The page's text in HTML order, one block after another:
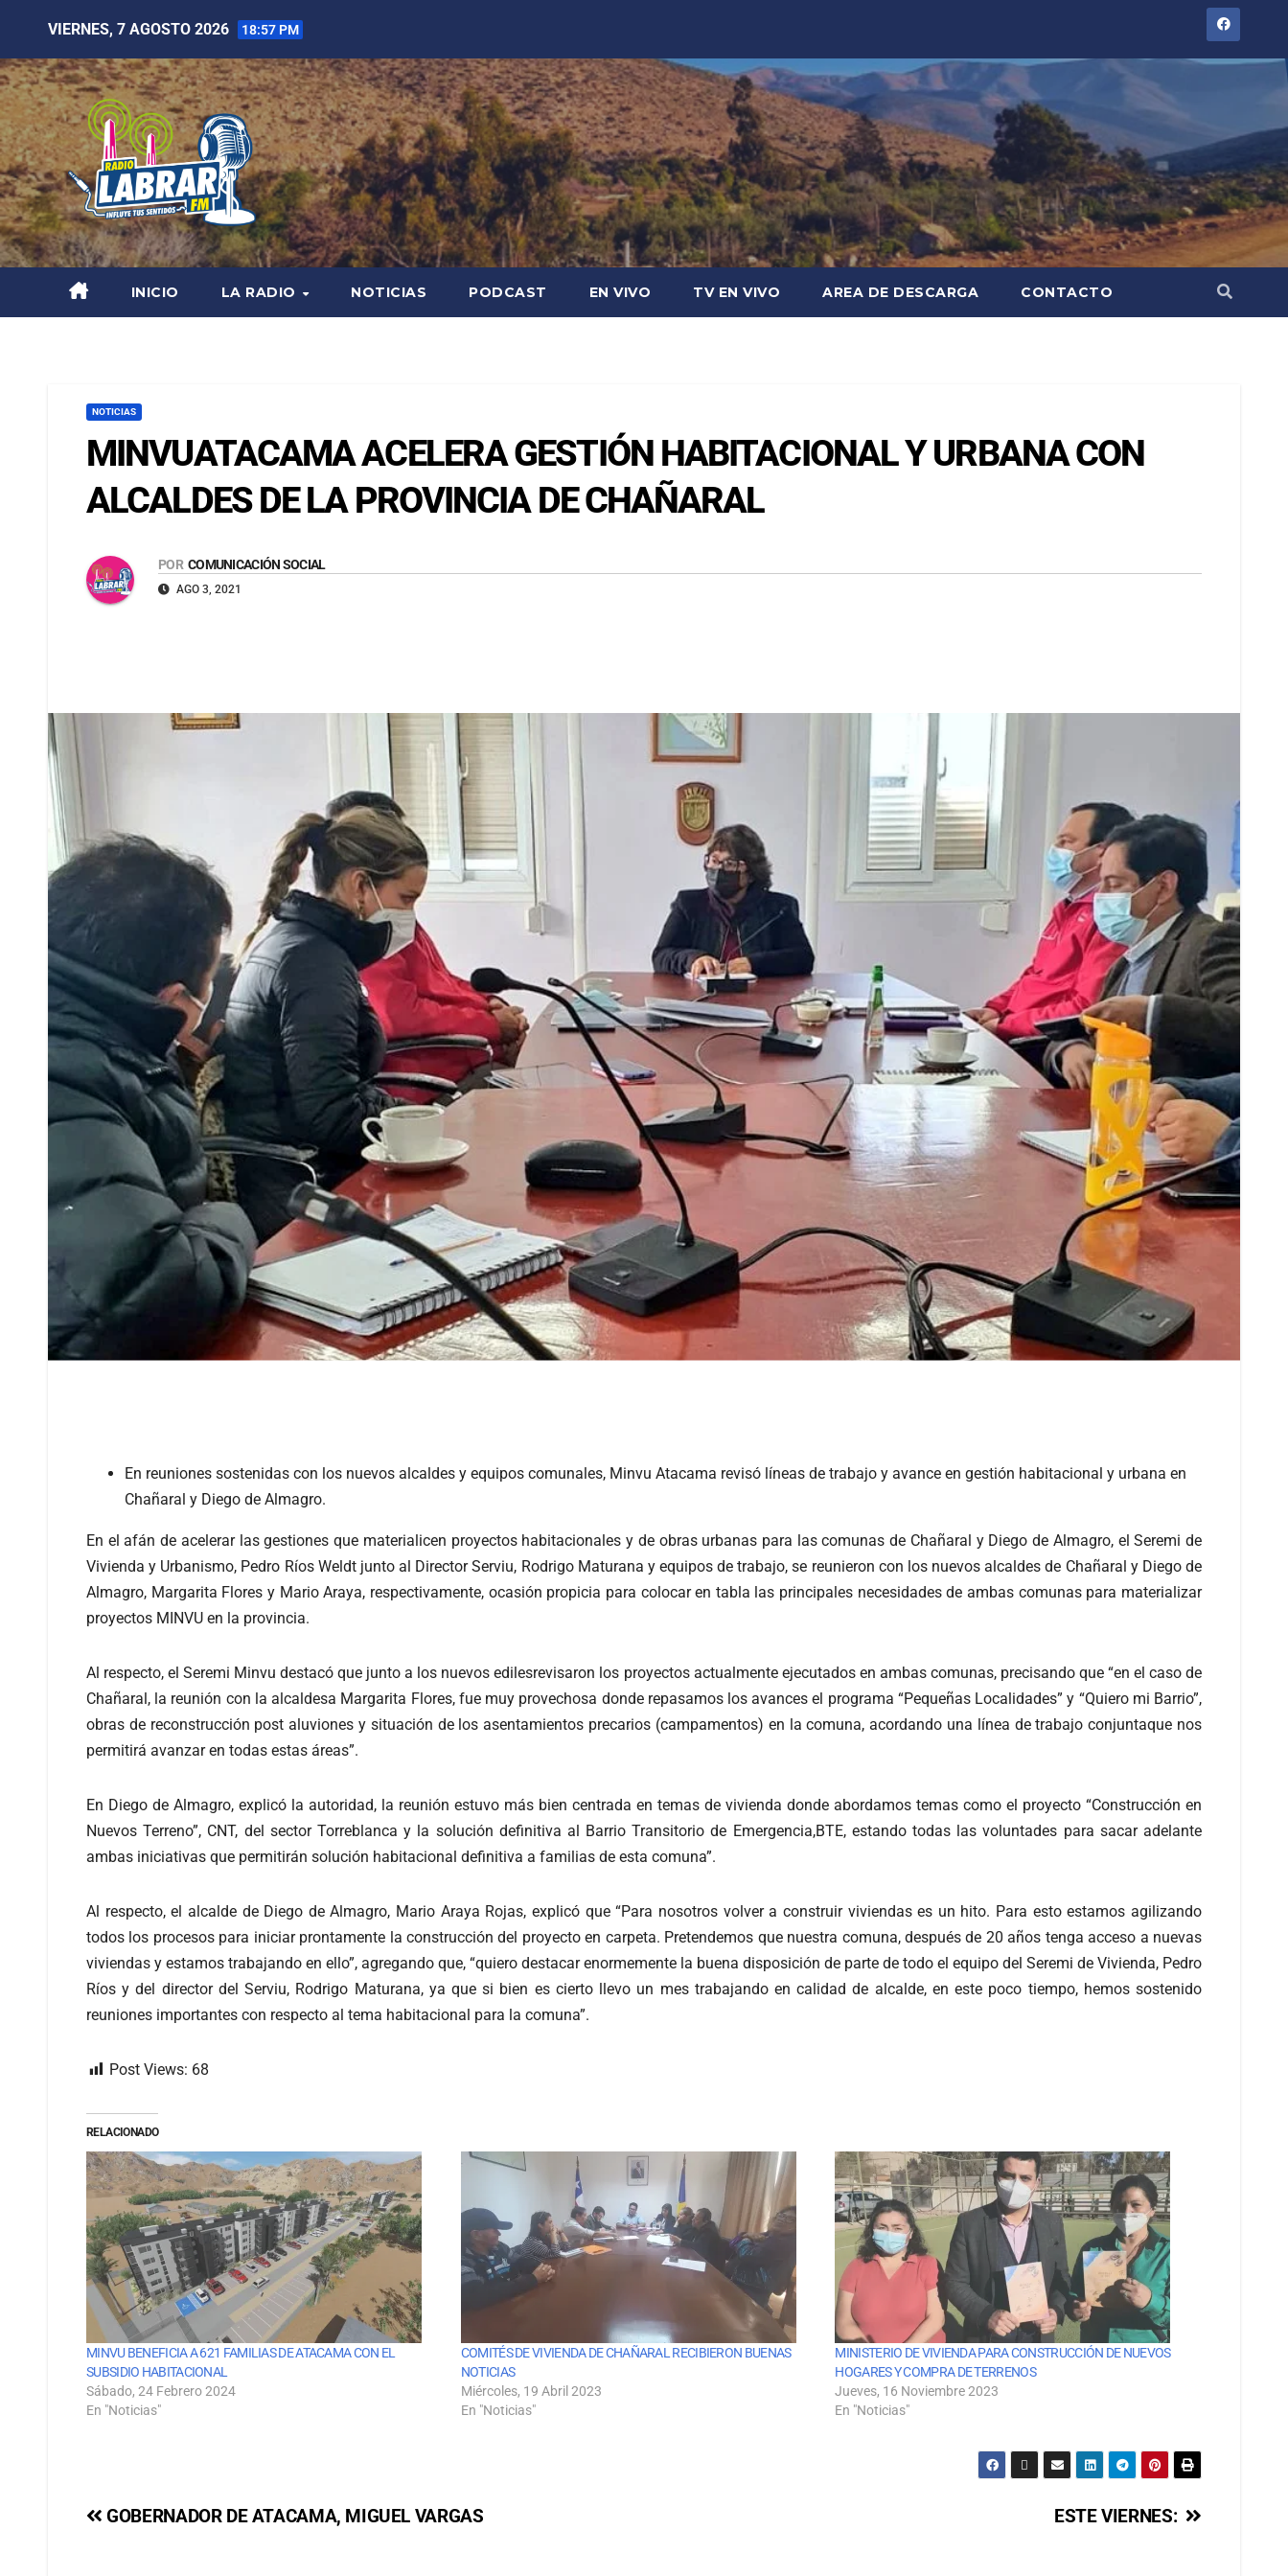
VIERNES, 7 AGOSTO 2026 18:57 PM
INICIO LA RADIO NOTICIAS PODCAST EN VIVO TV EN VIVO AREA DE DESCARGA CONTACTO
NOTICIAS
MINVUATACAMA ACELERA GESTIÓN HABITACIONAL Y URBANA CON
ALCALDES DE LA PROVINCIA DE CHAÑARAL
POR COMUNICACIÓN SOCIAL
AGO 3, 2021
En reuniones sostenidas con los nuevos alcaldes y equipos comunales, Minvu Atacama revisó líneas de trabajo y avance en gestión habitacional y urbana en
Chañaral y Diego de Almagro.
En el afán de acelerar las gestiones que materialicen proyectos habitacionales y de obras urbanas para las comunas de Chañaral y Diego de Almagro, el Seremi de
Vivienda y Urbanismo, Pedro Ríos Weldt junto al Director Serviu, Rodrigo Maturana y equipos de trabajo, se reunieron con los nuevos alcaldes de Chañaral y Diego de
Almagro, Margarita Flores y Mario Araya, respectivamente, ocasión propicia para colocar en tabla las principales necesidades de ambas comunas para materializar
proyectos MINVU en la provincia.
Al respecto, el Seremi Minvu destacó que junto a los nuevos edilesrevisaron los proyectos actualmente ejecutados en ambas comunas, precisando que “en el caso de
Chañaral, la reunión con la alcaldesa Margarita Flores, fue muy provechosa donde repasamos los avances el programa “Pequeñas Localidades” y “Quiero mi Barrio”,
obras de reconstrucción post aluviones y situación de los asentamientos precarios (campamentos) en la comuna, acordando una línea de trabajo conjuntaque nos
permitirá avanzar en todas estas áreas”.
En Diego de Almagro, explicó la autoridad, la reunión estuvo más bien centrada en temas de vivienda donde abordamos temas como el proyecto “Construcción en
Nuevos Terreno”, CNT, del sector Torreblanca y la solución definitiva al Barrio Transitorio de Emergencia,BTE, estando todas las voluntades para sacar adelante
ambas iniciativas que permitirán solución habitacional definitiva a familias de esta comuna”.
Al respecto, el alcalde de Diego de Almagro, Mario Araya Rojas, explicó que “Para nosotros volver a construir viviendas es un hito. Para esto estamos agilizando
todos los procesos para iniciar prontamente la construcción del proyecto en carpeta. Pretendemos que nuestra comuna, después de 20 años tenga acceso a nuevas
viviendas y estamos trabajando en ello”, agregando que, “quiero destacar enormemente la buena disposición de parte de todo el equipo del Seremi de Vivienda, Pedro
Ríos y del director del Serviu, Rodrigo Maturana, ya que si bien es cierto llevo un mes trabajando en calidad de alcalde, en este poco tiempo, hemos sostenido
reuniones importantes con respecto al tema habitacional para la comuna”.
Post Views: 68
RELACIONADO
MINVU BENEFICIA A 621 FAMILIAS DE ATACAMA CON EL
SUBSIDIO HABITACIONAL
Sábado, 24 Febrero 2024
En "Noticias"
COMITÉS DE VIVIENDA DE CHAÑARAL RECIBIERON BUENAS
NOTICIAS
Miércoles, 19 Abril 2023
En "Noticias"
MINISTERIO DE VIVIENDA PARA CONSTRUCCIÓN DE NUEVOS
HOGARES Y COMPRA DE TERRENOS
Jueves, 16 Noviembre 2023
En "Noticias"
ESTE VIERNES:
GOBERNADOR DE ATACAMA, MIGUEL VARGAS